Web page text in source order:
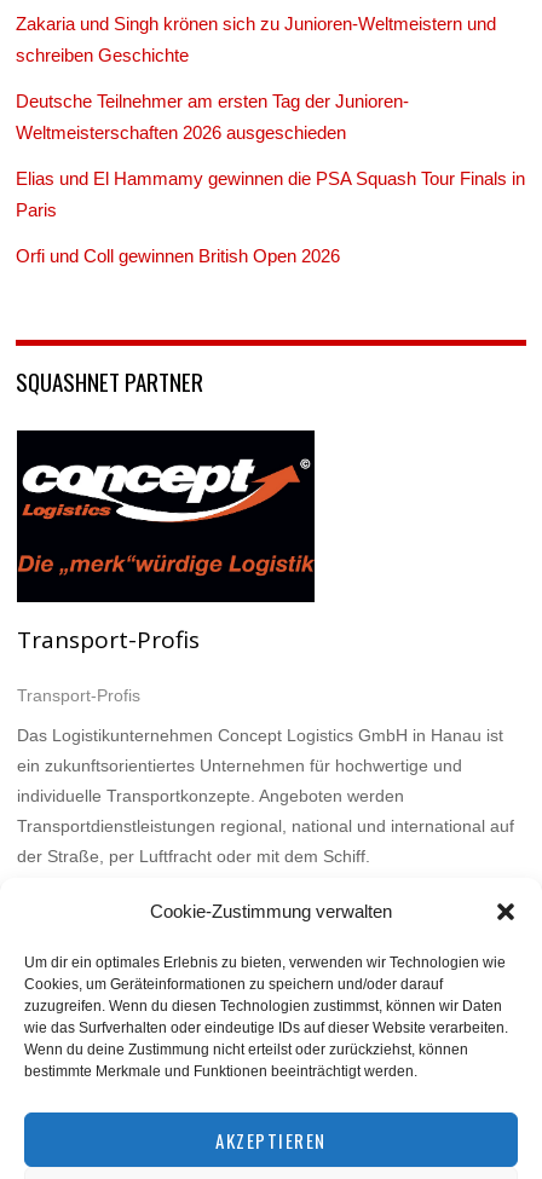
Cookie-Zustimmung verwalten
Um dir ein optimales Erlebnis zu bieten, verwenden wir Technologien wie
Cookies, um Geräteinformationen zu speichern und/oder darauf
zuzugreifen. Wenn du diesen Technologien zustimmst, können wir Daten
wie das Surfverhalten oder eindeutige IDs auf dieser Website verarbeiten.
Wenn du deine Zustimmung nicht erteilst oder zurückziehst, können
bestimmte Merkmale und Funktionen beeinträchtigt werden.
AKZEPTIEREN
Zakaria und Singh krönen sich zu Junioren-Weltmeistern und
schreiben Geschichte
Deutsche Teilnehmer am ersten Tag der Junioren-
Weltmeisterschaften 2026 ausgeschieden
Elias und El Hammamy gewinnen die PSA Squash Tour Finals in
Paris
Orfi und Coll gewinnen British Open 2026
SQUASHNET PARTNER
Transport-Profis
Transport-Profis
Das Logistikunternehmen Concept Logistics GmbH in Hanau ist
ein zukunftsorientiertes Unternehmen für hochwertige und
individuelle Transportkonzepte. Angeboten werden
Transportdienstleistungen regional, national und international auf
der Straße, per Luftfracht oder mit dem Schiff.
BACK TO TOP